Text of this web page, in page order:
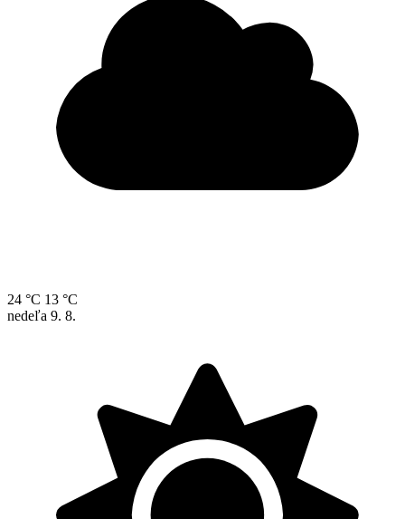
24 °C 13 °C
nedeľa 9. 8.